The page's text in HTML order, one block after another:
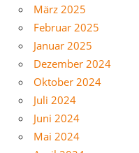
März 2025
Februar 2025
Januar 2025
Dezember 2024
Oktober 2024
Juli 2024
Juni 2024
Mai 2024